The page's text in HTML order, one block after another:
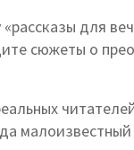
для
сюжеты о